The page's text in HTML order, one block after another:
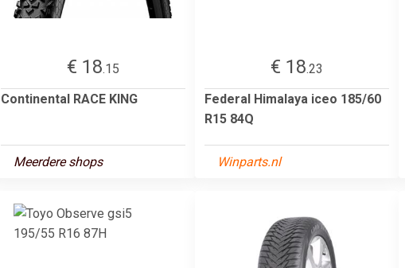
€ 18.15
Continental RACE KING
Meerdere shops
€ 18.23
Federal Himalaya iceo 185/60
R15 84Q
Winparts.nl